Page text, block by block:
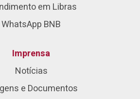
em Libras
WhatsApp BNB
Imprensa
Notícias
e Documentos